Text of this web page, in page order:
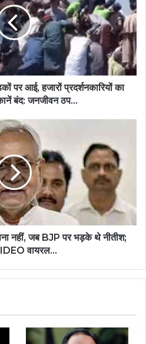
पर आई, हजारों प्रदर्शनकारियों का
बंद: जनजीवन ठप...
नहीं, जब BJP पर भड़के थे नीतीश;
वायरल...